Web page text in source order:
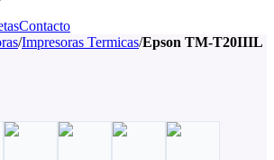
Contacto
/Impresoras Termicas/Epson TM-T20IIIL